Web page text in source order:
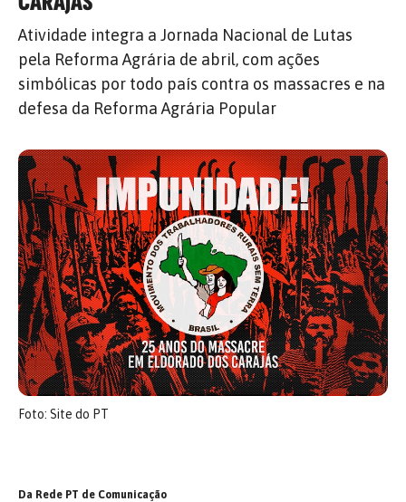
Atividade integra a Jornada Nacional de Lutas
pela Reforma Agrária de abril, com ações
simbólicas por todo país contra os massacres e na
defesa da Reforma Agrária Popular
Foto: Site do PT
Da Rede PT de Comunicação